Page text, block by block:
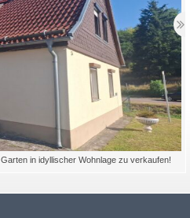
in idyllischer Wohnlage zu verkaufen!